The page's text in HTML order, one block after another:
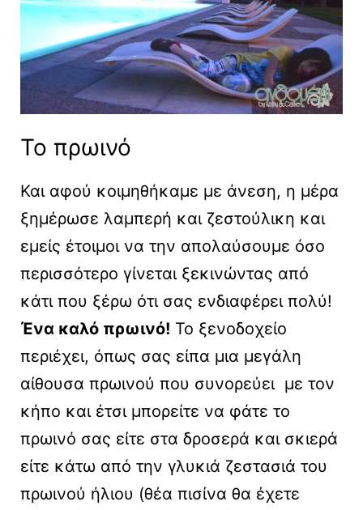
Το πρωινό
Και αφού κοιμηθήκαμε με άνεση, η μέρα
ξημέρωσε λαμπερή και ζεστούλικη και
εμείς έτοιμοι να την απολαύσουμε όσο
περισσότερο γίνεται ξεκινώντας από
κάτι που ξέρω ότι σας ενδιαφέρει πολύ!
Ένα καλό πρωινό! Το ξενοδοχείο
περιέχει, όπως σας είπα μια μεγάλη
αίθουσα πρωινού που συνορεύει με τον
κήπο και έτσι μπορείτε να φάτε το
πρωινό σας είτε στα δροσερά και σκιερά
είτε κάτω από την γλυκιά ζεστασιά του
πρωινού ήλιου (θέα πισίνα θα έχετε